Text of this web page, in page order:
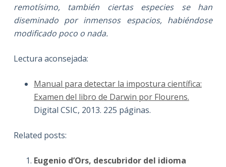
remotísimo, también ciertas especies se han
diseminado por inmensos espacios, habiéndose
modificado poco o nada.
Lectura aconsejada:
Manual para detectar la impostura científica:
Examen del libro de Darwin por Flourens.
Digital CSIC, 2013. 225 páginas.
Related posts:
Eugenio d’Ors, descubridor del idioma